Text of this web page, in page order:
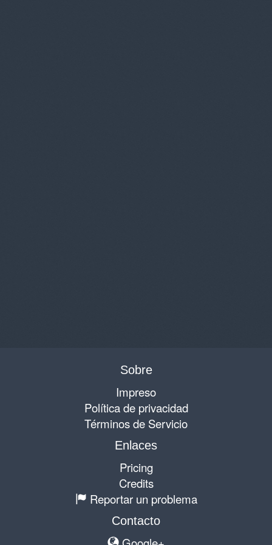
Sobre
Impreso
Política de privacidad
Términos de Servicio
Enlaces
Pricing
Credits
Reportar un problema
Contacto